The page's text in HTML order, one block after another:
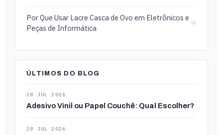
Por Que Usar Lacre Casca de Ovo em Eletrônicos e
Peças de Informática
→
ÚLTIMOS DO BLOG
28 JUL 2026
Adesivo Vinil ou Papel Couchê: Qual Escolher?
28 JUL 2026